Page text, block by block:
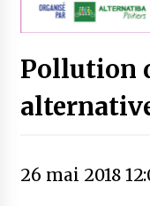
Pollution
26 mai 2018